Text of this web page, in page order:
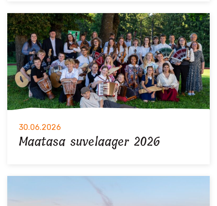
30.06.2026
Maatasa suvelaager 2026